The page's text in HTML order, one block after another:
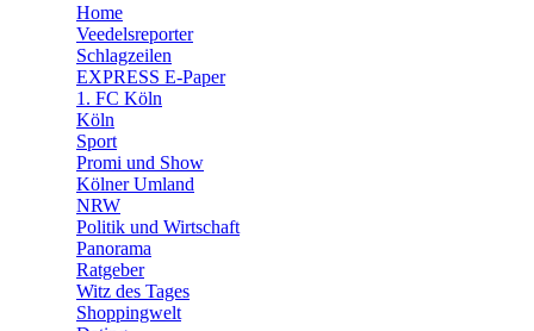
🛒 Shoppingwelt
Home
Veedelsreporter
Schlagzeilen
EXPRESS E-Paper
1. FC Köln
Köln
Sport
Promi und Show
Kölner Umland
NRW
Politik und Wirtschaft
Panorama
Ratgeber
Witz des Tages
Shoppingwelt